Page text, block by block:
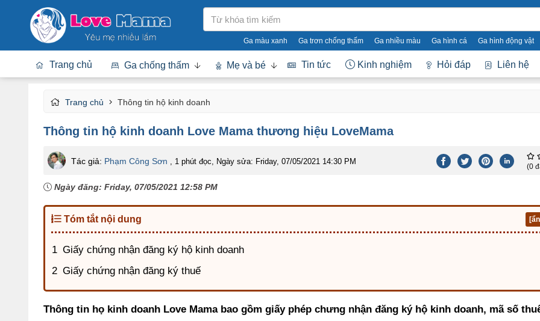
kiếm
Ga màu xanh Ga trơn chống thấm Ga nhiều màu Ga hình cá Ga hình động vật
Trang chủ Ga chống thấm Mẹ và bé Tin tức Kinh nghiệm Hỏi đáp Liên hệ
Trang chủ Thông tin hộ kinh doanh
Thông tin hộ kinh doanh Love Mama thương hiệu LoveMama
Tác giả: Phạm Công Sơn , 1 phút đọc, Ngày sửa: Friday, 07/05/2021 14:30 PM
(0
Ngày đăng: Friday, 07/05/2021 12:58 PM
Tóm tắt nội dung
Giấy chứng nhận đăng ký hộ kinh doanh
Giấy chứng nhận đăng ký thuế
Thông tin họ kinh doanh Love Mama bao gồm giấy phép chưng nhận đăng ký hộ kinh doanh, mã số